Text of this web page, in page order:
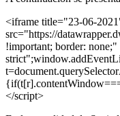
<iframe title="23-06-
src="https://
!important; border:
</script>